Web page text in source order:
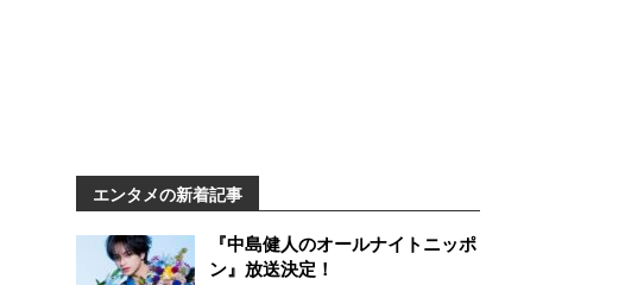
エンタメの新着記事
『中島健人のオールナイトニッポ
ン』放送決定！